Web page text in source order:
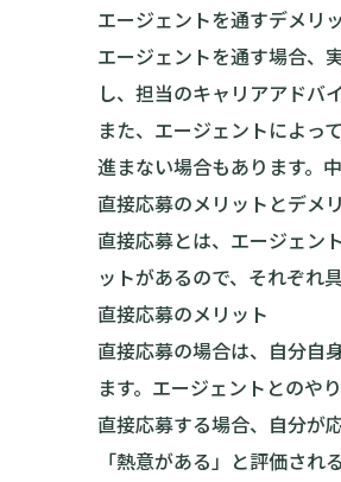
エージェントを通すデメリ
エージェントを通す場合、
し、担当のキャリアアドバ
また、エージェントによっ
進まない場合もあります。
直接応募のメリットとデメ
直接応募とは、エージェン
ットがあるので、それぞれ
直接応募のメリット
直接応募の場合は、自分自
ます。エージェントとのや
直接応募する場合、自分が
「熱意がある」と評価さ